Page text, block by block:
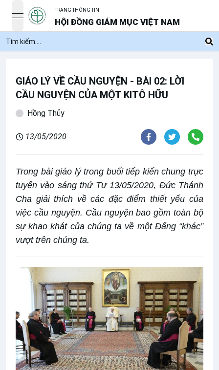
open navigation menu
TRANG THÔNG TIN
HỘI ĐỒNG GIÁM MỤC VIỆT NAM
GIÁO LÝ VỀ CẦU NGUYỆN - BÀI 02: LỜI
CẦU NGUYỆN CỦA MỘT KITÔ HỮU
Hồng Thủy
13/05/2020
Trong bài giáo lý trong buổi tiếp kiến chung trực
tuyến vào sáng thứ Tư 13/05/2020, Đức Thánh
Cha giải thích về các đặc điểm thiết yếu của
việc cầu nguyện. Cầu nguyện bao gồm toàn bộ
sự khao khát của chúng ta về một Đấng “khác”
vượt trên chúng ta.